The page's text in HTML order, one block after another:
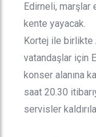
Edirneli, marşlar
kente yayacak.
Kortej ile birlikte
vatandaşlar için
konser alanına
saat 20.30
servisler